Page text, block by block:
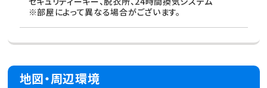
※部屋によって異なる場合がございます。
地図・周辺環境